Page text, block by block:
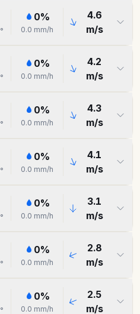
°
0%
0.0 mm/h
4.6
m/s
°
0%
0.0 mm/h
4.2
m/s
°
0%
0.0 mm/h
4.3
m/s
°
0%
0.0 mm/h
4.1
m/s
°
0%
0.0 mm/h
3.1
m/s
°
0%
0.0 mm/h
2.8
m/s
°
0%
0.0 mm/h
2.5
m/s